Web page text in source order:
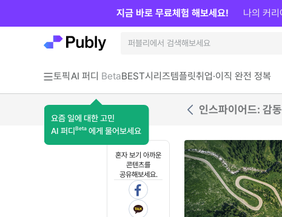
토픽AI 퍼디 Beta
요즘 일에 대한 고민
AI 퍼디 Beta 에게 물어보세요
BEST시리즈템플릿취업·이직 완전 정복
지금 바로 무료체험 해보세요! 나의 커
인스파이어드: 감
혼자 보기 아까운
콘텐츠를
공유해보세요.